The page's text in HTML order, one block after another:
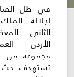
الخدمات
الإلكترونية
اللجنة
اللوائية
في ظل
لجلالة
الثاني
الأردن
مجموعة من
تستهدف حث